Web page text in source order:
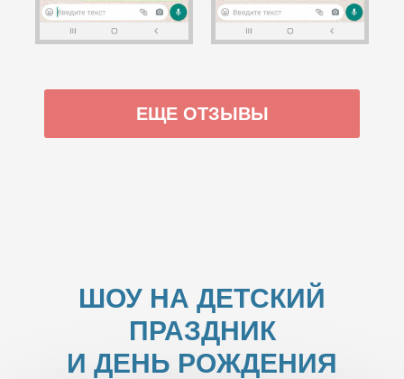
ЕЩЕ ОТЗЫВЫ
ШОУ НА ДЕТСКИЙ
ПРАЗДНИК
И ДЕНЬ РОЖДЕНИЯ